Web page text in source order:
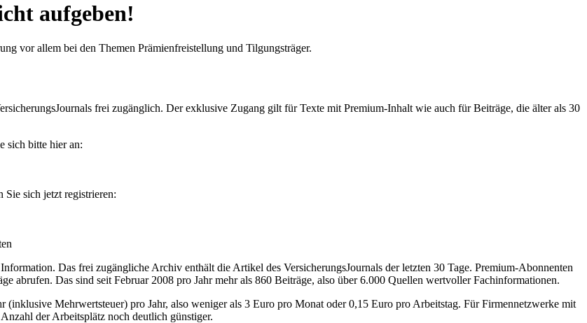
aufgeben!
vor allem bei den Themen Prämienfreistellung und Tilgungsträger.
frei zugänglich. Der exklusive Zugang gilt für Texte mit Premium-Inhalt wie auch für Beiträge, die älter als 30
sich bitte hier an:
sich jetzt registrieren:
Das frei zugängliche Archiv enthält die Artikel des VersicherungsJournals der letzten 30 Tage. Premium-Abonnenten
abrufen. Das sind seit Februar 2008 pro Jahr mehr als 860 Beiträge, also über 6.000 Quellen wertvoller Fachinformationen.
(inklusive Mehrwertsteuer) pro Jahr, also weniger als 3 Euro pro Monat oder 0,15 Euro pro Arbeitstag. Für Firmennetzwerke mit
der Arbeitsplätz noch deutlich günstiger.